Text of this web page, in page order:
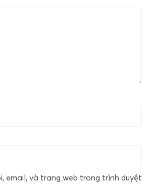
email, và trang web trong trình duyệt